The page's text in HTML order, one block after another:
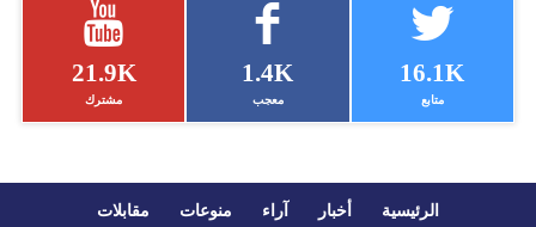
21.9K
مشترك
1.4K
معجب
16.1K
متابع
الرئيسية أخبار آراء منوعات مقابلات